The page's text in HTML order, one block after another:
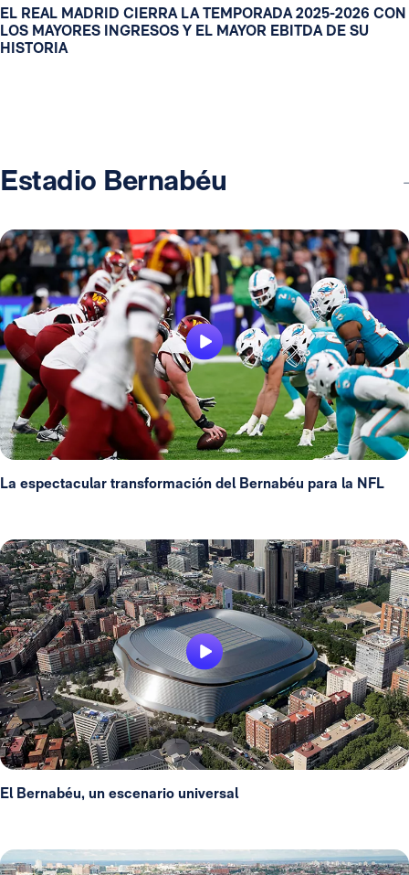
EL REAL MADRID CIERRA LA TEMPORADA 2025-2026 CON
LOS MAYORES INGRESOS Y EL MAYOR EBITDA DE SU
HISTORIA
Estadio Bernabéu
La espectacular transformación del Bernabéu para la NFL
El Bernabéu, un escenario universal